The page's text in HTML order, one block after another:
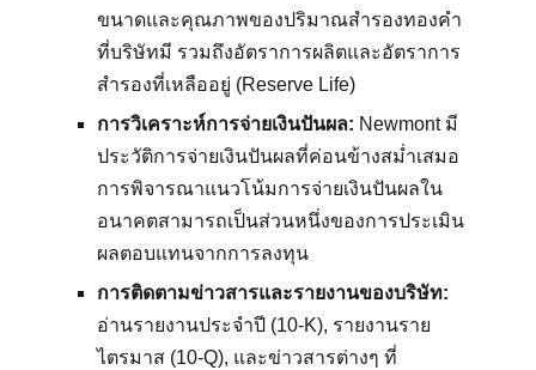
ขนาดและคุณภาพของปริมาณสำรองทองคำ
ที่บริษัทมี รวมถึงอัตราการผลิตและอัตราการ
สำรองที่เหลืออยู่ (Reserve Life)
การวิเคราะห์การจ่ายเงินปันผล: Newmont มี
ประวัติการจ่ายเงินปันผลที่ค่อนข้างสม่ำเสมอ
การพิจารณาแนวโน้มการจ่ายเงินปันผลใน
อนาคตสามารถเป็นส่วนหนึ่งของการประเมิน
ผลตอบแทนจากการลงทุน
การติดตามข่าวสารและรายงานของบริษัท:
อ่านรายงานประจำปี (10-K), รายงานราย
ไตรมาส (10-Q), และข่าวสารต่างๆ ที่